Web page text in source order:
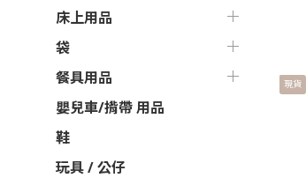
床上用品
袋
餐具用品
嬰兒車/揹帶 用品
鞋
玩具 / 公仔
現貨